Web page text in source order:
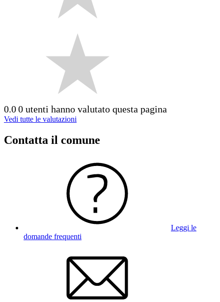
0.00 utenti hanno valutato questa pagina
Vedi tutte le valutazioni
Contatta il comune
Leggi le
domande frequenti